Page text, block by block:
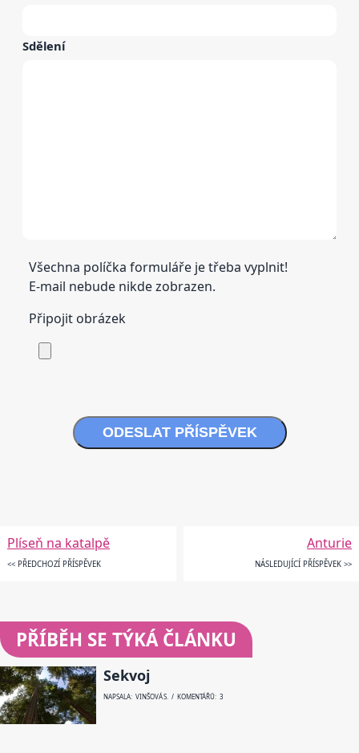
Sdělení
Všechna políčka formuláře je třeba vyplnit!
E-mail nebude nikde zobrazen.
Připojit obrázek
ODESLAT PŘÍSPĚVEK
Plíseň na katalpě
<< PŘEDCHOZÍ PŘÍSPĚVEK
Anturie
NÁSLEDUJÍCÍ PŘÍSPĚVEK >>
PŘÍBĚH SE TÝKÁ ČLÁNKU
Sekvoj
NAPSALA: VINŠOVÁ S. / KOMENTÁŘŮ: 3